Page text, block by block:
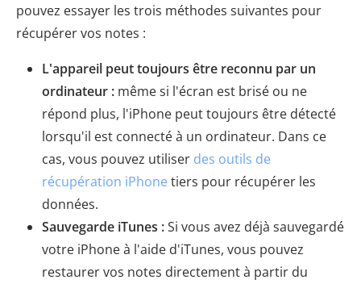
pouvez essayer les trois méthodes suivantes pour
récupérer vos notes :
L'appareil peut toujours être reconnu par un
ordinateur : même si l'écran est brisé ou ne
répond plus, l'iPhone peut toujours être détecté
lorsqu'il est connecté à un ordinateur. Dans ce
cas, vous pouvez utiliser des outils de
récupération iPhone tiers pour récupérer les
données.
Sauvegarde iTunes :Si vous avez déjà sauvegardé
votre iPhone à l'aide d'iTunes, vous pouvez
restaurer vos notes directement à partir du